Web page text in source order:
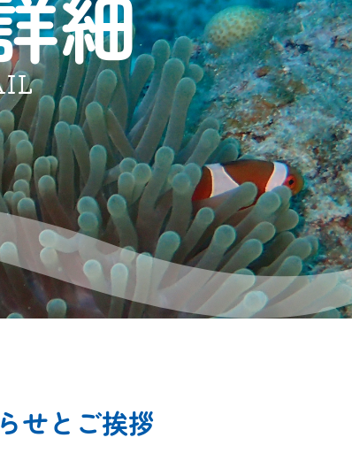
細
せとご挨拶